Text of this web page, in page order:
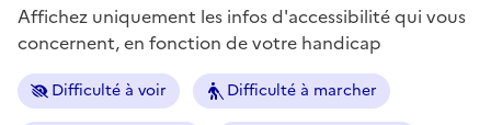
Affichez uniquement les infos d'accessibilité qui vous
concernent, en fonction de votre handicap
Difficulté à voir Difficulté à marcher